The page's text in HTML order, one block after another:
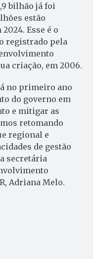
bilhão já foi
estão
Esse é o
registrado pela
criação, em 2006.
no primeiro ano
do governo em
e mitigar as
retomando
regional e
de gestão
secretária
Adriana Melo.